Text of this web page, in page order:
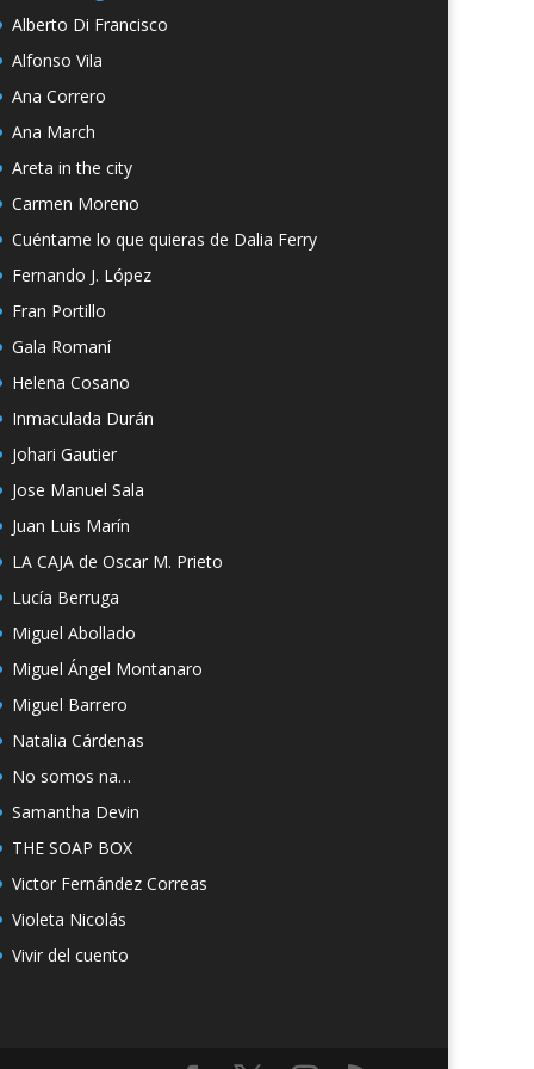
Alberto Di Francisco
Alfonso Vila
Ana Correro
Ana March
Areta in the city
Carmen Moreno
Cuéntame lo que quieras de Dalia Ferry
Fernando J. López
Fran Portillo
Gala Romaní
Helena Cosano
Inmaculada Durán
Johari Gautier
Jose Manuel Sala
Juan Luis Marín
LA CAJA de Oscar M. Prieto
Lucía Berruga
Miguel Abollado
Miguel Ángel Montanaro
Miguel Barrero
Natalia Cárdenas
No somos na…
Samantha Devin
THE SOAP BOX
Victor Fernández Correas
Violeta Nicolás
Vivir del cuento